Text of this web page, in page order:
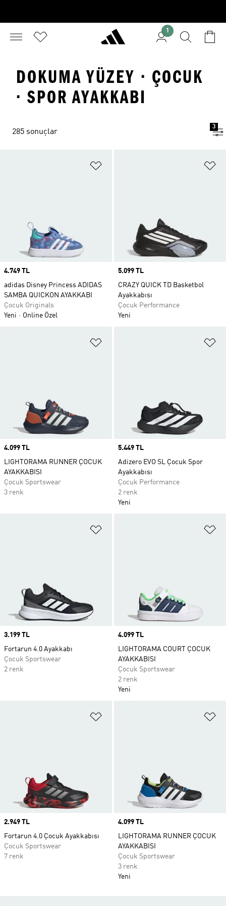
1
DOKUMA YÜZEY · ÇOCUK
· SPOR AYAKKABI
285 sonuçlar
3
Price
4.749 TL
adidas Disney Princess ADIDAS
SAMBA QUICKON AYAKKABI
Çocuk Originals
Yeni
Online Özel
Price
5.099 TL
CRAZY QUICK TD Basketbol
Ayakkabısı
Çocuk Performance
Yeni
Price
4.099 TL
LIGHTORAMA RUNNER ÇOCUK
AYAKKABISI
Çocuk Sportswear
3 renk
Price
5.449 TL
Adizero EVO SL Çocuk Spor
Ayakkabısı
Çocuk Performance
2 renk
Yeni
Price
3.199 TL
Fortarun 4.0 Ayakkabı
Çocuk Sportswear
2 renk
Price
4.099 TL
LIGHTORAMA COURT ÇOCUK
AYAKKABISI
Çocuk Sportswear
2 renk
Yeni
Price
2.949 TL
Fortarun 4.0 Çocuk Ayakkabısı
Çocuk Sportswear
7 renk
Price
4.099 TL
LIGHTORAMA RUNNER ÇOCUK
AYAKKABISI
Çocuk Sportswear
3 renk
Yeni